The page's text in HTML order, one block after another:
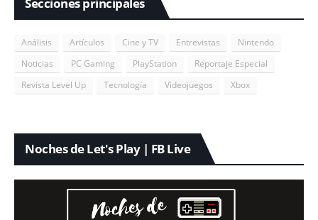
Secciones principales
Análisis Artículos Cine y TV Entrevistas
Nintendo
Noticias
PC Gaming PlayStation
Reportaje Especial
Revista Level Up
Tecnología Videojuegos Xbox
Noches de Let's Play | FB Live